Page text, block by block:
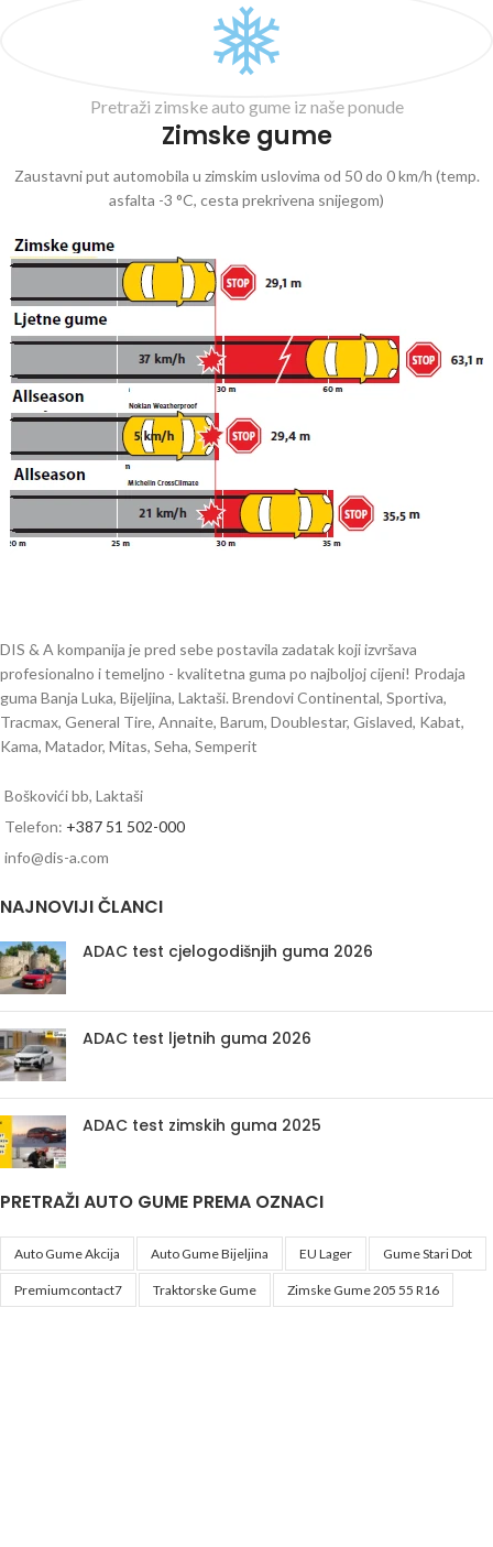
Pretraži zimske auto gume iz naše ponude
Zimske gume
Zaustavni put automobila u zimskim uslovima od 50 do 0 km/h (temp.
asfalta -3 °C, cesta prekrivena snijegom)
DIS & A kompanija je pred sebe postavila zadatak koji izvršava
profesionalno i temeljno - kvalitetna guma po najboljoj cijeni! Prodaja
guma Banja Luka, Bijeljina, Laktaši. Brendovi Continental, Sportiva,
Tracmax, General Tire, Annaite, Barum, Doublestar, Gislaved, Kabat,
Kama, Matador, Mitas, Seha, Semperit
Boškovići bb, Laktaši
Telefon: +387 51 502-000
info@dis-a.com
NAJNOVIJI ČLANCI
ADAC test cjelogodišnjih guma 2026
ADAC test ljetnih guma 2026
ADAC test zimskih guma 2025
PRETRAŽI AUTO GUME PREMA OZNACI
Auto Gume Akcija Auto Gume Bijeljina EU Lager Gume Stari Dot
Premiumcontact7 Traktorske Gume Zimske Gume 205 55 R16